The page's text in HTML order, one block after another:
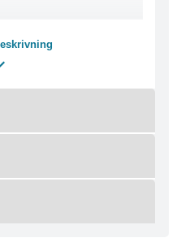
5cm extra benlängd